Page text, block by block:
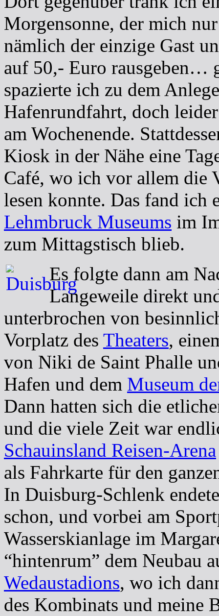
Morgensonne, der mich
nämlich der einzige Gast
auf 50,- Euro
spazierte ich zu dem
Hafenrundfahrt, doch
am Wochenende.
Kiosk in der Nähe eine
Café, wo ich vor allem die
lesen konnte. Das fand ich
Lehmbruck Museums im
zum Mittagstisch blieb.
Es folgte dann am
Langeweile direkt
unterbrochen von
Vorplatz des Theaters,
von Niki de Saint Phalle
Hafen und dem Museum
Dann hatten sich die
und die viele Zeit war
Schauinsland Reisen-Arena
als Fahrkarte für den
In Duisburg-Schlenk
schon, und vorbei am
Wasserskianlage im
“hintenrum” dem Neubau
Wedaustadions, wo ich
des Kombinats und meine